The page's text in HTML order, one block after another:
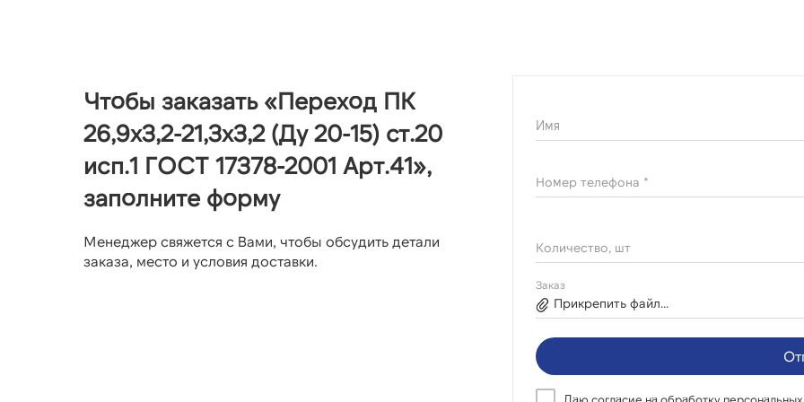
Чтобы заказать «Переход ПК
26,9х3,2-21,3х3,2 (Ду 20-15) ст.20
исп.1 ГОСТ 17378-2001 Арт.41»,
заполните форму
Менеджер свяжется с Вами, чтобы обсудить детали
заказа, место и условия доставки.
Имя
Номер телефона *
Количество, шт
Заказ
Прикрепить файл...